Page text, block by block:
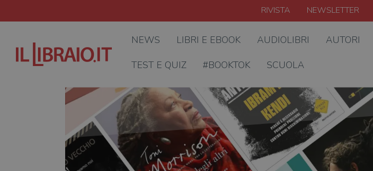
RIVISTA NEWSLETTER
NEWS LIBRI E EBOOK AUDIOLIBRI AUTORI
TEST E QUIZ #BOOKTOK SCUOLA